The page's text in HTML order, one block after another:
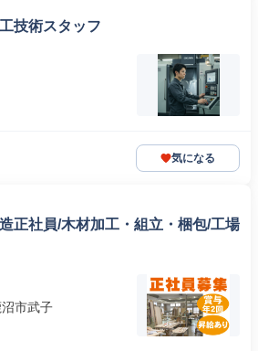
技術スタッフ
気になる
正社員/木材加工・組立・梱包/工場
市武子